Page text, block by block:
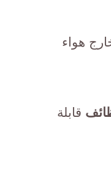
هواء
قابلة